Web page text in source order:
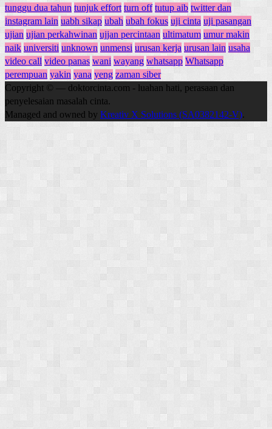
tunggu dua tahun tunjuk effort turn off tutup aib twitter dan
instagram lain uabh sikap ubah ubah fokus uji cinta uji pasangan
ujian ujian perkahwinan ujjan percintaan ultimatum umur makin
naik universiti unknown unmensi urusan kerja urusan lain usaha
video call video panas wani wayang whatsapp Whatsapp
perempuan yakin yana yeng zaman siber
Copyright © — doktorcinta.com - luahan hati, perasaan dan
penyelesaian masalah cinta.
Managed and owned by Kreativ X Solutions (SA0382142-V).